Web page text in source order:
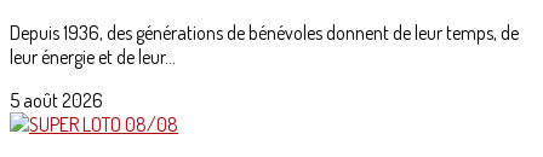
Depuis 1936, des générations de bénévoles donnent de leur temps, de
leur énergie et de leur...
5 août 2026